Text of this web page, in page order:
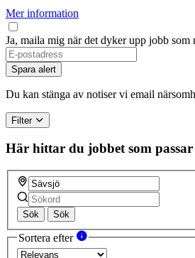
Mer information
Ja, maila mig när det dyker upp jobb som
Spara alert
Du kan stänga av notiser vi email
Filter
Här hittar du jobbet som
Sök Sök
Sortera efter